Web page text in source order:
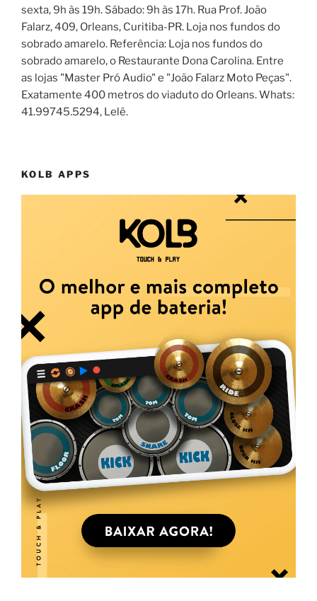
sexta, 9h às 19h. Sábado: 9h às 17h. Rua Prof. João
Falarz, 409, Orleans, Curitiba-PR. Loja nos fundos do
sobrado amarelo. Referência: Loja nos fundos do
sobrado amarelo, o Restaurante Dona Carolina. Entre
as lojas "Master Pró Audio" e "João Falarz Moto Peças".
Exatamente 400 metros do viaduto do Orleans. Whats:
41.99745.5294, Lelê.
KOLB APPS